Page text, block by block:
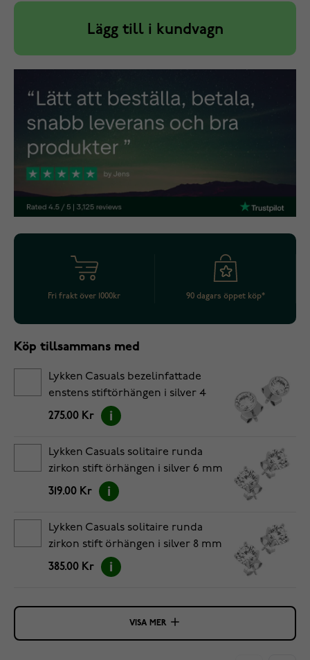
Lägg till i kundvagn
Fri frakt över 1000kr 90 dagars öppet köp*
Köp tillsammans med
Lykken Casuals bezelinfattade
enstens stiftörhängen i silver 4
mm
275.00 Kr
Lykken Casuals solitaire runda
zirkon stift örhängen i silver 6 mm
319.00 Kr
Lykken Casuals solitaire runda
zirkon stift örhängen i silver 8 mm
385.00 Kr
VISA MER